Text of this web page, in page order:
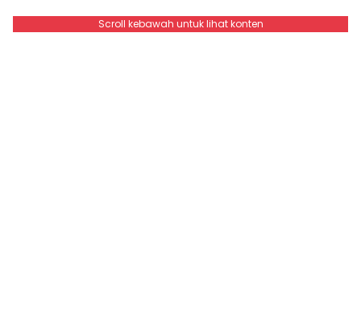
Scroll kebawah untuk lihat konten